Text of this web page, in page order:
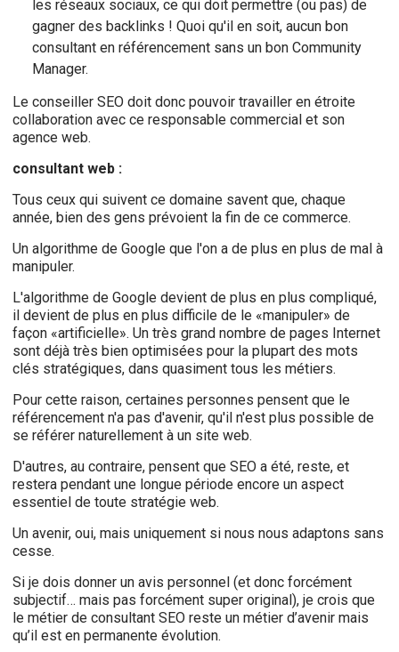
les réseaux sociaux, ce qui doit permettre (ou pas) de
gagner des backlinks ! Quoi qu'il en soit, aucun bon
consultant en référencement sans un bon Community
Manager.
Le conseiller SEO doit donc pouvoir travailler en étroite
collaboration avec ce responsable commercial et son
agence web.
consultant web :
Tous ceux qui suivent ce domaine savent que, chaque
année, bien des gens prévoient la fin de ce commerce.
Un algorithme de Google que l'on a de plus en plus de mal à
manipuler.
L'algorithme de Google devient de plus en plus compliqué,
il devient de plus en plus difficile de le «manipuler» de
façon «artificielle». Un très grand nombre de pages Internet
sont déjà très bien optimisées pour la plupart des mots
clés stratégiques, dans quasiment tous les métiers.
Pour cette raison, certaines personnes pensent que le
référencement n'a pas d'avenir, qu'il n'est plus possible de
se référer naturellement à un site web.
D'autres, au contraire, pensent que SEO a été, reste, et
restera pendant une longue période encore un aspect
essentiel de toute stratégie web.
Un avenir, oui, mais uniquement si nous nous adaptons sans
cesse.
Si je dois donner un avis personnel (et donc forcément
subjectif… mais pas forcément super original), je crois que
le métier de consultant SEO reste un métier d’avenir mais
qu’il est en permanente évolution.